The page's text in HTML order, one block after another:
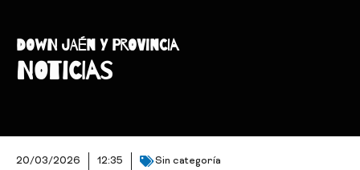
DOWN JAÉN Y PROVINCIA
NOTICIAS
20/03/2026 12:35 Sin categoría